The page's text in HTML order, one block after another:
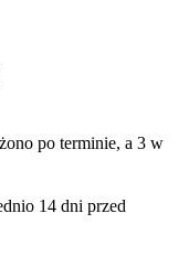
po terminie, a 3 w
14 dni przed